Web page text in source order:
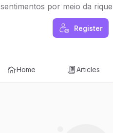
sentimentos por meio da
Register
Home Articles